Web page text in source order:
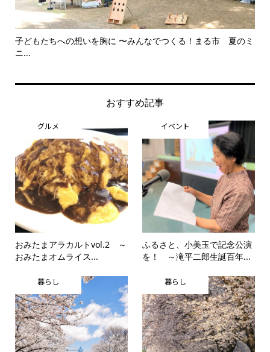
子どもたちへの想いを胸に 〜みんなでつくる！まる市 夏のミ
ニ...
おすすめ記事
グルメ
おみたまアラカルトvol.2 ～
おみたまオムライス...
イベント
ふるさと、小美玉で記念公演
を！ ～滝平二郎生誕百年...
暮らし 暮らし